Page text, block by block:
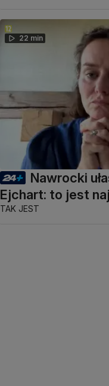
22 min
Nawrocki
Ejchart: to jest
TAK JEST